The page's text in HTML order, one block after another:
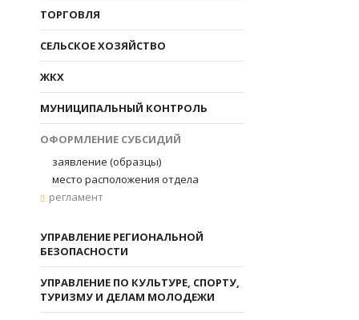
ТОРГОВЛЯ
СЕЛЬСКОЕ ХОЗЯЙСТВО
ЖКХ
МУНИЦИПАЛЬНЫЙ КОНТРОЛЬ
ОФОРМЛЕНИЕ СУБСИДИЙ
заявление (образцы)
место расположения отдела
регламент
УПРАВЛЕНИЕ РЕГИОНАЛЬНОЙ
БЕЗОПАСНОСТИ
УПРАВЛЕНИЕ ПО КУЛЬТУРЕ, СПОРТУ,
ТУРИЗМУ И ДЕЛАМ МОЛОДЕЖИ